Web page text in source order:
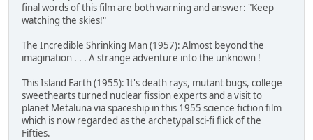
final words of this film are both warning and answer: "Keep
watching the skies!"
The Incredible Shrinking Man (1957): Almost beyond the
imagination . . . A strange adventure into the unknown !
This Island Earth (1955): It's death rays, mutant bugs, college
sweethearts turned nuclear fission experts and a visit to
planet Metaluna via spaceship in this 1955 science fiction film
which is now regarded as the archetypal sci-fi flick of the
Fifties.